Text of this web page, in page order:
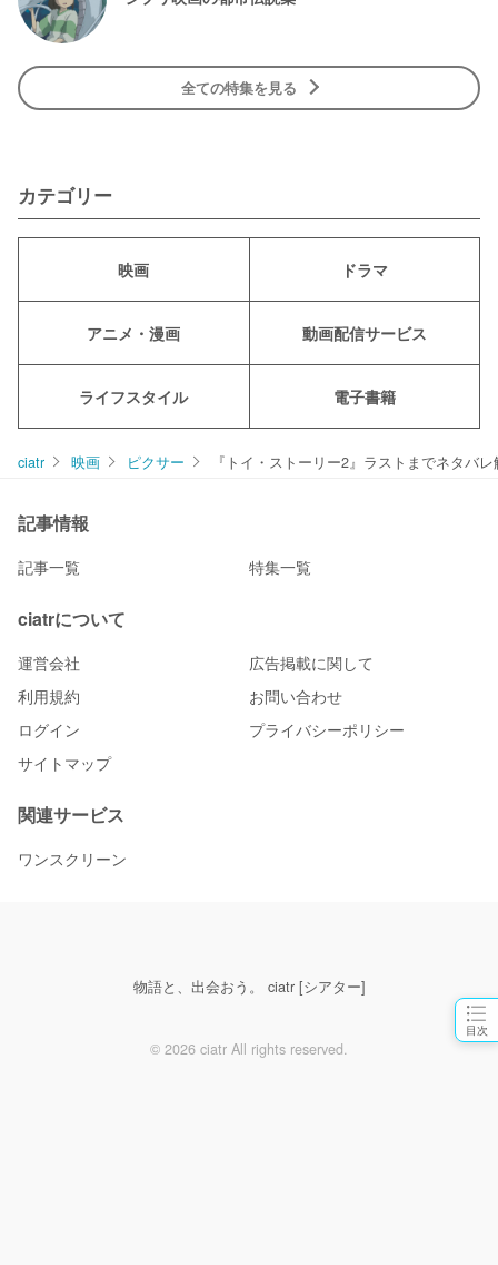
目次
全ての特集を見る
カテゴリー
映画 ドラマ
アニメ・漫画 動画配信サービス
ライフスタイル 電子書籍
ciatr 映画 ピクサー 『トイ・ストーリー2』ラストまでネタバ
記事情報
記事一覧 特集一覧
ciatrについて
運営会社
広告掲載に関して
利用規約
お問い合わせ
ログイン
プライバシーポリシー
サイトマップ
関連サービス
ワンスクリーン
物語と、出会おう。 ciatr [シアター]
© 2026 ciatr All rights reserved.